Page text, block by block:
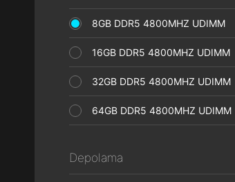
8GB DDR5 4800MHZ UDIMM
16GB DDR5 4800MHZ UDIMM
32GB DDR5 4800MHZ UDIMM
64GB DDR5 4800MHZ UDIMM
Depolama